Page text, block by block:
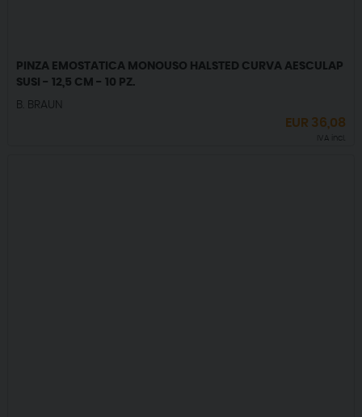
PINZA EMOSTATICA MONOUSO HALSTED CURVA AESCULAP
SUSI - 12,5 CM - 10 PZ.
B. BRAUN
EUR 36,08
IVA incl.